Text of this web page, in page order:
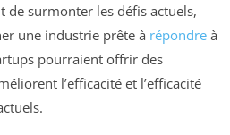
surmonter les défis actuels,
une industrie prête à répondre à
pourraient offrir des
l’efficacité et l’efficacité